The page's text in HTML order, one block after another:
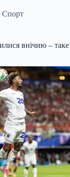
Спорт
внічию – таке